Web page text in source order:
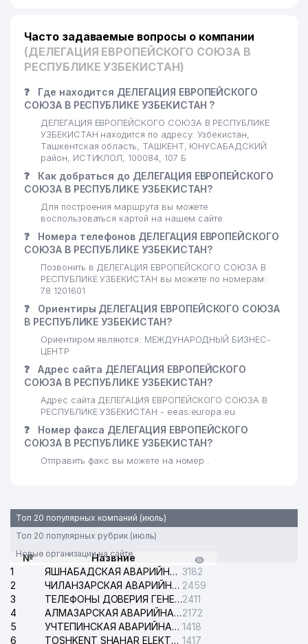
Часто задаваемые вопросы о компании
(ДЕЛЕГАЦИЯ ЕВРОПЕЙСКОГО СОЮЗА В
РЕСПУБЛИКЕ УЗБЕКИСТАН)
❓
Где находится ДЕЛЕГАЦИЯ ЕВРОПЕЙСКОГО
СОЮЗА В РЕСПУБЛИКЕ УЗБЕКИСТАН ?
ДЕЛЕГАЦИЯ ЕВРОПЕЙСКОГО СОЮЗА В РЕСПУБЛИКЕ
УЗБЕКИСТАН находится по адресу: Узбекистан,
Ташкентская область, ТАШКЕНТ, ЮНУСАБАДСКИЙ
район, ИСТИКЛОЛ, 100084, 107 Б
❓
Как добраться до ДЕЛЕГАЦИЯ ЕВРОПЕЙСКОГО
СОЮЗА В РЕСПУБЛИКЕ УЗБЕКИСТАН?
Для построения маршрута вы можете
воспользоваться картой на нашем сайте
❓
Номера телефонов ДЕЛЕГАЦИЯ ЕВРОПЕЙСКОГО
СОЮЗА В РЕСПУБЛИКЕ УЗБЕКИСТАН?
Позвонить в ДЕЛЕГАЦИЯ ЕВРОПЕЙСКОГО СОЮЗА В
РЕСПУБЛИКЕ УЗБЕКИСТАН вы можете по номерам:
78 1201601
❓
Ориентиры ДЕЛЕГАЦИЯ ЕВРОПЕЙСКОГО СОЮЗА
В РЕСПУБЛИКЕ УЗБЕКИСТАН?
Ориентиром являются: МЕЖДУНАРОДНЫЙ БИЗНЕС-
ЦЕНТР
❓
Адрес сайта ДЕЛЕГАЦИЯ ЕВРОПЕЙСКОГО
СОЮЗА В РЕСПУБЛИКЕ УЗБЕКИСТАН?
Адрес сайта ДЕЛЕГАЦИЯ ЕВРОПЕЙСКОГО СОЮЗА В
РЕСПУБЛИКЕ УЗБЕКИСТАН - eeas.europa.eu
❓
Номер факса ДЕЛЕГАЦИЯ ЕВРОПЕЙСКОГО
СОЮЗА В РЕСПУБЛИКЕ УЗБЕКИСТАН?
Отправить факс вы можете на номер .
Топ 20 популярных компаний (июль)
Топ 20 популярных рубрик (июль)
Новые организации на сайте
№
Назвние
1
ЯШНАБАДСКАЯ АВАРИЙНАЯ СЛУЖБА ЭЛЕКТРОСЕТИ 3182
2
ЧИЛАНЗАРСКАЯ АВАРИЙНАЯ СЛУЖБА ЭЛЕКТРОСЕТИ 2459
3
ТЕЛЕФОНЫ ДОВЕРИЯ ГЕНЕРАЛЬНОЙ ПРОКУРАТУРЫ РЕСПУБЛИКИ УЗБЕКИСТАН2411
4
АЛМАЗАРСКАЯ АВАРИЙНАЯ СЛУЖБА ЭЛЕКТРОСЕТИ2172
5
УЧТЕПИНСКАЯ АВАРИЙНАЯ СЛУЖБА ЭЛЕКТРОСЕТИ 1418
6
TOSHKENT SHAHAR ELEKTR TARMOQLARI KORXONASI АО 1417